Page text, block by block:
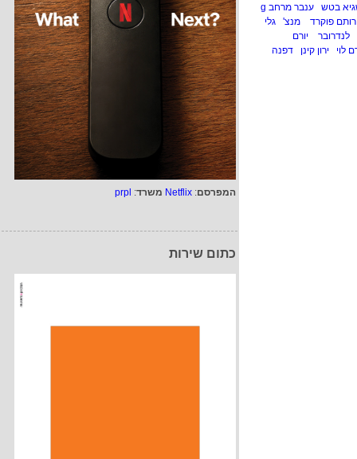
המפרסם:
Netflix משרד:
prpl
כתום שירות
בטש
ענבר מרחב g
רותם פוקרד
מנצ'
גלי
לנדרובר
יורם
לוי
ירון קינן דפנה